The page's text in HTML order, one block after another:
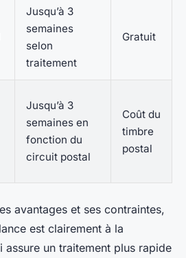
Jusqu’à 3
semaines
selon
traitement
Gratuit
Jusqu’à 3
semaines en
fonction du
circuit postal
Coût du
timbre
postal
avantages et ses contraintes,
est clairement à la
assure un traitement plus rapide